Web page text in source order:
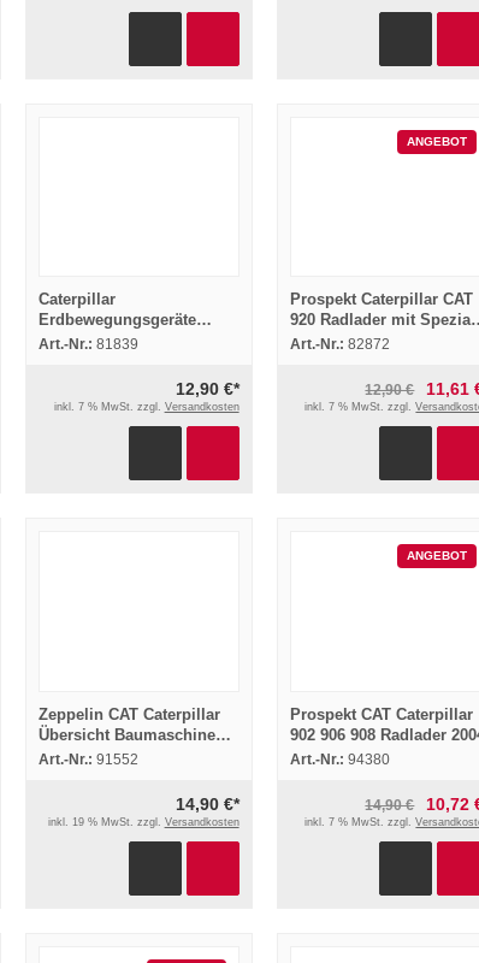
Caterpillar
Erdbewegungsgeräte
Schmierempfehlungen
Art.-Nr.: 81839
12,90 €*
inkl. 7 % MwSt. zzgl. Versandkosten
ANGEBOT
Prospekt Caterpillar CAT
920 Radlader mit Spezial
Müllausrüstung
Art.-Nr.: 82872
12,90 € 11,61
inkl. 7 % MwSt. zzgl.
Zeppelin CAT Caterpillar
Übersicht Baumaschinen
Programm 2000 mit 107
Art.-Nr.: 91552
14,90 €*
inkl. 19 % MwSt. zzgl. Versandkosten
ANGEBOT
Prospekt CAT Caterpillar
902 906 908 Radlader
Art.-Nr.: 94380
14,90 € 10,72
inkl. 7 % MwSt. zzgl.